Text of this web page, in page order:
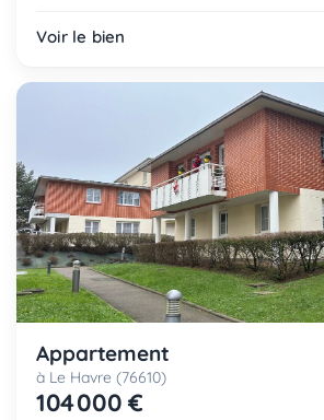
Voir le bien
Appartement
à Le Havre (76610)
104 000 €